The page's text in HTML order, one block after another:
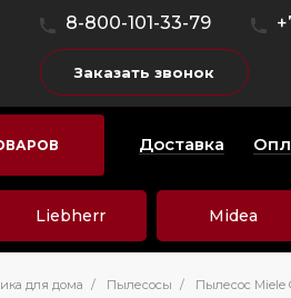
8-800-101-33-79
Заказать звонок
Доставка
Liebherr Midea
для дома / Пылесосы / Пылесос Miele